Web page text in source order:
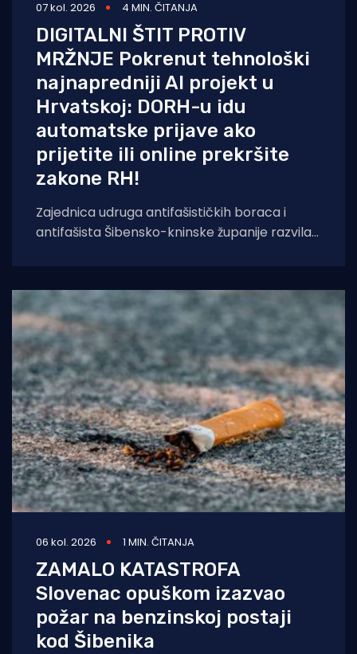
07 kol. 2026 4 MIN. ČITANJA
DIGITALNI ŠTIT PROTIV
MRŽNJE Pokrenut tehnološki
najnapredniji AI projekt u
Hrvatskoj: DORH-u idu
automatske prijave ako
prijetite ili online prekršite
zakone RH!
Zajednica udruga antifašističkih boraca i
antifašista Šibensko-kninske županije razvila
06 kol. 2026 1 MIN. ČITANJA
ZAMALO KATASTROFA
Slovenac opuškom izazvao
požar na benzinskoj postaji
kod Šibenika